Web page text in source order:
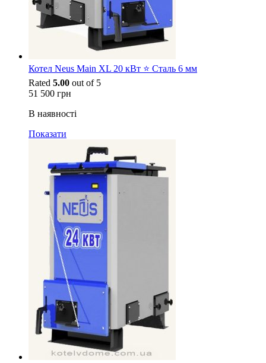
Котел Neus Main XL 20 кВт ⭐ Сталь 6 мм
Rated 5.00 out of 5
51 500 грн
В наявності
Показати